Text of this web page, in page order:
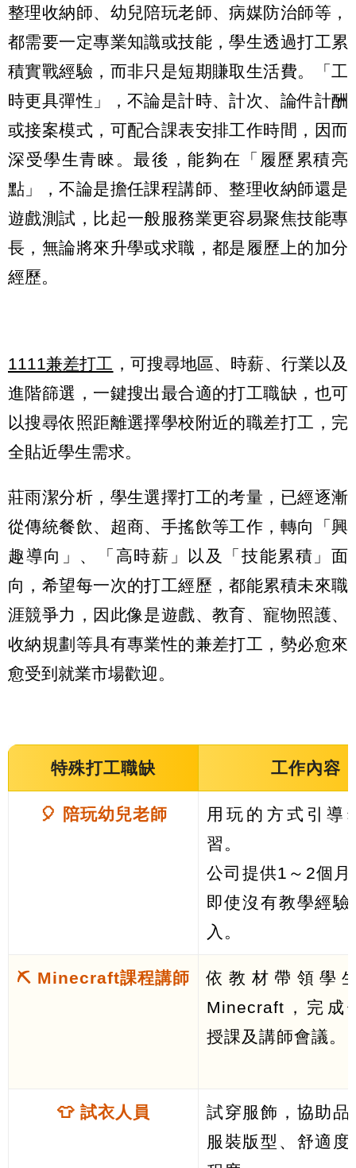
整理收納師、幼兒陪玩老師、病媒防治師等，
都需要一定專業知識或技能，學生透過打工累
積實戰經驗，而非只是短期賺取生活費。「工
時更具彈性」，不論是計時、計次、論件計酬
或接案模式，可配合課表安排工作時間，因而
深受學生青睞。最後，能夠在「履歷累積亮
點」，不論是擔任課程講師、整理收納師還是
遊戲測試，比起一般服務業更容易聚焦技能專
長，無論將來升學或求職，都是履歷上的加分
經歷。
1111兼差打工 ，可搜尋地區、時薪、行業以及
進階篩選，一鍵搜出最合適的打工職缺，也可
以搜尋依照距離選擇學校附近的職差打工，完
全貼近學生需求。
莊雨潔分析，學生選擇打工的考量，已經逐漸
從傳統餐飲、超商、手搖飲等工作，轉向「興
趣導向」、「高時薪」以及「技能累積」面
向，希望每一次的打工經歷，都能累積未來職
涯競爭力，因此像是遊戲、教育、寵物照護、
收納規劃等具有專業性的兼差打工，勢必愈來
愈受到就業市場歡迎。
特殊打工職缺 工作內容
🎈 陪玩幼兒老師
用玩的方式引導
習。
公司提供1～2個月
即使沒有教學經驗
入。
⛏ Minecraft課程講師
依教材帶領學
Minecraft，完成
授課及講師會議。
👕 試衣人員
試穿服飾，協助品
服裝版型、舒適度